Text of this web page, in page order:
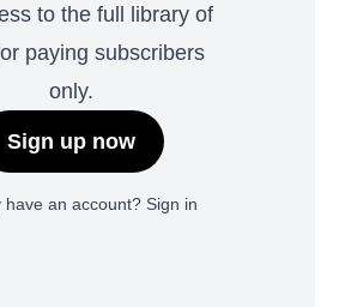
to the full library of
paying subscribers
only.
Sign up now
have an account? Sign in